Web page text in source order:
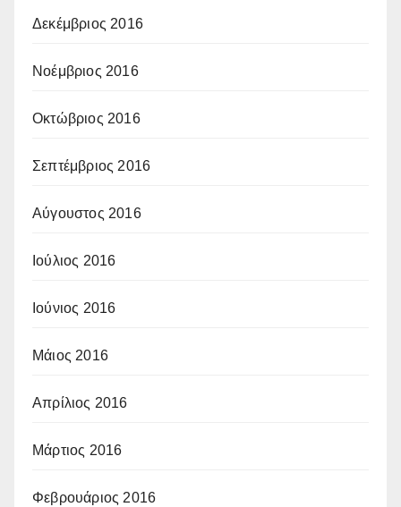
Δεκέμβριος 2016
Νοέμβριος 2016
Οκτώβριος 2016
Σεπτέμβριος 2016
Αύγουστος 2016
Ιούλιος 2016
Ιούνιος 2016
Μάιος 2016
Απρίλιος 2016
Μάρτιος 2016
Φεβρουάριος 2016